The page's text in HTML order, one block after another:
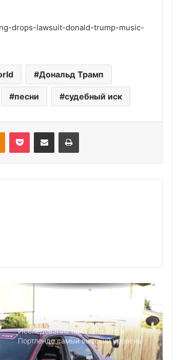
drops-lawsuit-donald-trump-music-
Дональд Трамп
песни судебный иск
Россия больше не получит
американских льгот: что это значит
и к чему приведёт
Америка имеет огромный избыток
как провести праздник под
Исследование показало, что в
Портленде самый высокий уровень
угона автомобилей на душу
населения в США